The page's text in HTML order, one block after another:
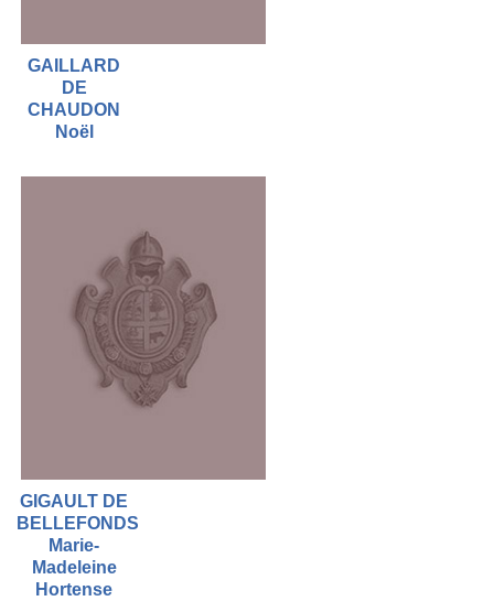
GAILLARD
DE
CHAUDON
Noël
GIGAULT DE
BELLEFONDS
Marie-
Madeleine
Hortense